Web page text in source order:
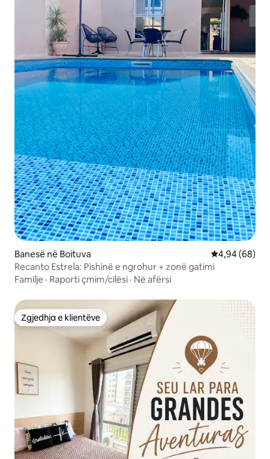
Banesë në Boituva Vlerësimi
4,94 (68)
Recanto Estrela: Pishinë e ngrohur + zonë gatimi
Familje · Raporti çmim/cilësi · Në afërsi
Zgjedhja e klientëve
Zgjedhja e klientëve